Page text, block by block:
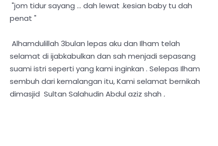
"jom tidur sayang ... dah lewat .kesian baby tu dah
penat "
Alhamdulillah 3bulan lepas aku dan Ilham telah
selamat di ijabkabulkan dan sah menjadi sepasang
suami istri seperti yang kami inginkan . Selepas Ilham
sembuh dari kemalangan itu, Kami selamat bernikah
dimasjid Sultan Salahudin Abdul aziz shah .